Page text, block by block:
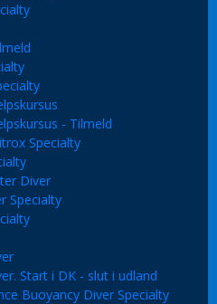
- Tilmeld
Specialty
Diver
Specialty
Start i DK - slut i udland
Buoyancy Diver Specialty